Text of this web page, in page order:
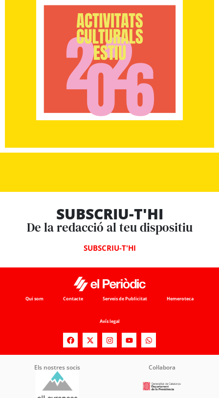
SUBSCRIU-T'HI
De la redacció al teu dispositiu
SUBSCRIU-T'HI
Qui som Contacte Serveis de Publicitat Hemeroteca
Avís legal
Els nostres socis Col·labora